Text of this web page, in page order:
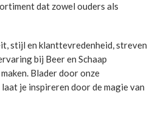
dat zowel ouders als
stijl en klanttevredenheid, streven
bij Beer en Schaap
Blader door onze
je inspireren door de magie van